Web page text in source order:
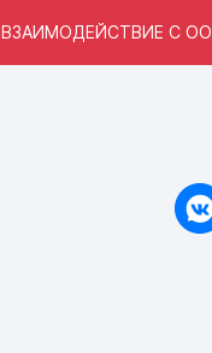
ВЗАИМОДЕЙСТВИЕ С ОО